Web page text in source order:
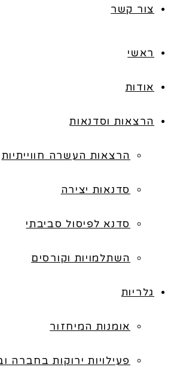
צור קשר
ראשי
אודות
הרצאות וסדנאות
הרצאות העשרה חווייתיות
סדנאות יצירה
סדנא לפיסול סביבתי
השתלמויות וקורסים
גלריות
אומנות המיחזור
פעילויות ירוקות בחברה